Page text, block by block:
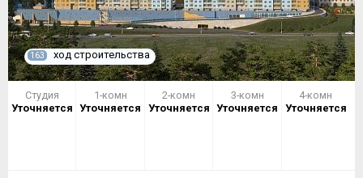
163 ход строительства
Студия
Уточняется
1-комн
Уточняется
2-комн
Уточняется
3-комн
Уточняется
4-комн
Уточняется